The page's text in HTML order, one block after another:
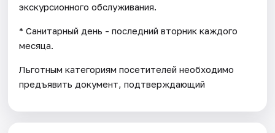
экскурсионного обслуживания.
* Санитарный день - последний вторник каждого
месяца.
Льготным категориям посетителей необходимо
предъявить документ, подтверждающий